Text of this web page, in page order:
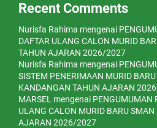
Recent Comments
Nurisfa Rahima mengenai
DAFTAR ULANG CALON MURID
TAHUN AJARAN 2026/2027
Nurisfa Rahima mengenai
SISTEM PENERIMAAN MURID
KANDANGAN TAHUN AJARAN
MARSEL mengenai PENGUMUMAN
ULANG CALON MURID BARU
AJARAN 2026/2027